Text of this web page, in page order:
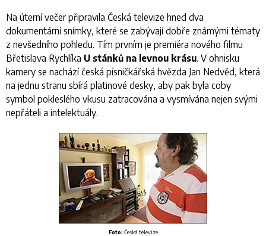
Na úterní večer připravila Česká televize hned dva
dokumentární snímky, které se zabývají dobře známými tématy
z nevšedního pohledu. Tím prvním je premiéra nového filmu
Břetislava Rychlíka U stánků na levnou krásu. V ohnisku
kamery se nachází česká písničkářská hvězda Jan Nedvěd, která
na jednu stranu sbírá platinové desky, aby pak byla coby
symbol pokleslého vkusu zatracována a vysmívána nejen svými
nepřáteli a intelektuály.
Foto: Česká televize